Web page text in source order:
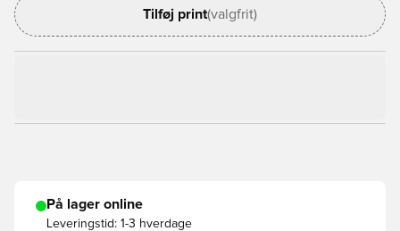
Tilføj print(valgfrit)
På lager online
Leveringstid: 1-3 hverdage